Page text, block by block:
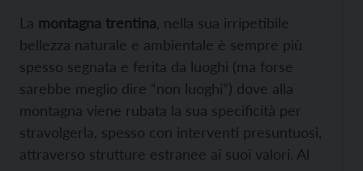
La montagna trentina, nella sua irripetibile
bellezza naturale e ambientale è sempre più
spesso segnata e ferita da luoghi (ma forse
sarebbe meglio dire “non luoghi”) dove alla
montagna viene rubata la sua specificità per
stravolgerla, spesso con interventi presuntuosi,
attraverso strutture estranee ai suoi valori. Al